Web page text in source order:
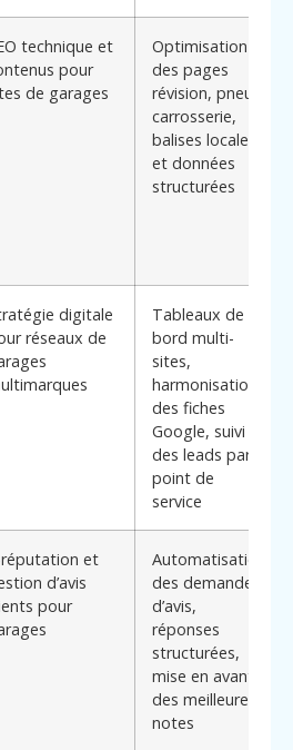
technique et
pour
de garages
Optimisation
des pages
révision, pneus,
carrosserie,
balises locales
et données
structurées
digitale
réseaux de
Tableaux de
bord multi-
sites,
harmonisation
des fiches
Google, suivi
des leads par
point de
service
réputation et
d’avis
pour
Automatisation
des demandes
d’avis,
réponses
structurées,
mise en avant
des meilleures
notes